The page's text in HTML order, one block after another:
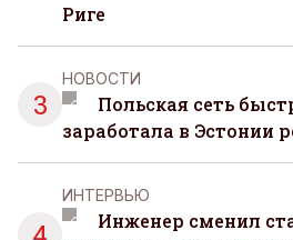
Риге
3
НОВОСТИ
Польская сеть
заработала в Эстонии
ИНТЕРВЬЮ
Инженер сменил